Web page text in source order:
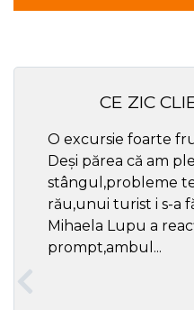
CE ZIC
O excursie foarte
Deși părea că am
stângul,probleme
rău,unui turist i s-a
Mihaela Lupu a
prompt,ambul...